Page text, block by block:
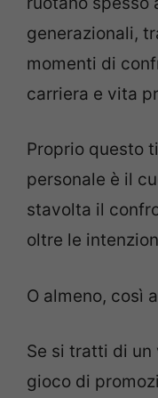
generazionali,
momenti di
carriera e vita
Proprio questo
personale è il
stavolta il
oltre le
O almeno, così
Se si tratti di
gioco di